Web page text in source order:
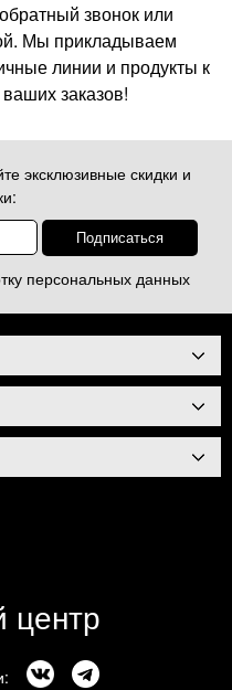
звонок или
Мы прикладываем
линии и продукты к
заказов!
эксклюзивные скидки и
персональных данных
центр